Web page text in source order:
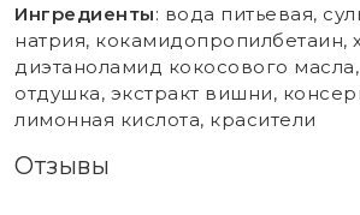
Ингредиенты: вода питьевая,
натрия, кокамидопропилбетаин,
диэтаноламид кокосового
отдушка, экстракт вишни,
лимонная кислота, красители
Отзывы